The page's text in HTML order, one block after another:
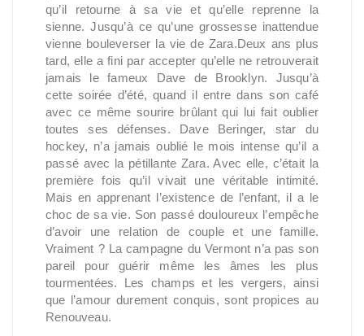
qu’il retourne à sa vie et qu’elle reprenne la
sienne. Jusqu’à ce qu’une grossesse inattendue
vienne bouleverser la vie de Zara.Deux ans plus
tard, elle a fini par accepter qu’elle ne retrouverait
jamais le fameux Dave de Brooklyn. Jusqu’à
cette soirée d’été, quand il entre dans son café
avec ce même sourire brûlant qui lui fait oublier
toutes ses défenses. Dave Beringer, star du
hockey, n’a jamais oublié le mois intense qu’il a
passé avec la pétillante Zara. Avec elle, c’était la
première fois qu’il vivait une véritable intimité.
Mais en apprenant l’existence de l’enfant, il a le
choc de sa vie. Son passé douloureux l’empêche
d’avoir une relation de couple et une famille.
Vraiment ? La campagne du Vermont n’a pas son
pareil pour guérir même les âmes les plus
tourmentées. Les champs et les vergers, ainsi
que l’amour durement conquis, sont propices au
Renouveau.